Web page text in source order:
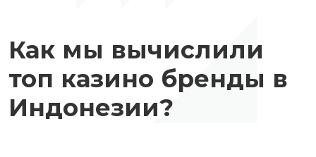
Как мы вычислили
топ казино бренды в
Индонезии?